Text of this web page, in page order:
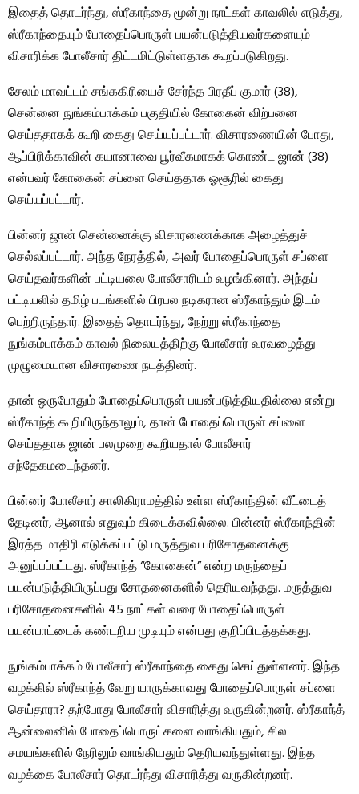
இதைத் தொடர்ந்து, ஸ்ரீகாந்தை மூன்று நாட்கள் காவலில் எடுத்து,
ஸ்ரீகாந்தையும் போதைப்பொருள் பயன்படுத்தியவர்களையும்
விசாரிக்க போலீசார் திட்டமிட்டுள்ளதாக கூறப்படுகிறது.
சேலம் மாவட்டம் சங்ககிரியைச் சேர்ந்த பிரதீப் குமார் (38),
சென்னை நுங்கம்பாக்கம் பகுதியில் கோகைன் விற்பனை
செய்ததாகக் கூறி கைது செய்யப்பட்டார். விசாரணையின் போது, ​​
ஆப்பிரிக்காவின் கயானாவை பூர்வீகமாகக் கொண்ட ஜான் (38)
என்பவர் கோகைன் சப்ளை செய்ததாக ஓசூரில் கைது
செய்யப்பட்டார்.
பின்னர் ஜான் சென்னைக்கு விசாரணைக்காக அழைத்துச்
செல்லப்பட்டார். அந்த நேரத்தில், அவர் போதைப்பொருள் சப்ளை
செய்தவர்களின் பட்டியலை போலீசாரிடம் வழங்கினார். அந்தப்
பட்டியலில் தமிழ் படங்களில் பிரபல நடிகரான ஸ்ரீகாந்தும் இடம்
பெற்றிருந்தார். இதைத் தொடர்ந்து, நேற்று ஸ்ரீகாந்தை
நுங்கம்பாக்கம் காவல் நிலையத்திற்கு போலீசார் வரவழைத்து
முழுமையான விசாரணை நடத்தினர்.
தான் ஒருபோதும் போதைப்பொருள் பயன்படுத்தியதில்லை என்று
ஸ்ரீகாந்த் கூறியிருந்தாலும், தான் போதைப்பொருள் சப்ளை
செய்ததாக ஜான் பலமுறை கூறியதால் போலீசார்
சந்தேகமடைந்தனர்.
பின்னர் போலீசார் சாலிகிராமத்தில் உள்ள ஸ்ரீகாந்தின் வீட்டைத்
தேடினர், ஆனால் எதுவும் கிடைக்கவில்லை. பின்னர் ஸ்ரீகாந்தின்
இரத்த மாதிரி எடுக்கப்பட்டு மருத்துவ பரிசோதனைக்கு
அனுப்பப்பட்டது. ஸ்ரீகாந்த் “கோகைன்” என்ற மருந்தைப்
பயன்படுத்தியிருப்பது சோதனைகளில் தெரியவந்தது. மருத்துவ
பரிசோதனைகளில் 45 நாட்கள் வரை போதைப்பொருள்
பயன்பாட்டைக் கண்டறிய முடியும் என்பது குறிப்பிடத்தக்கது.
நுங்கம்பாக்கம் போலீசார் ஸ்ரீகாந்தை கைது செய்துள்ளனர். இந்த
வழக்கில் ஸ்ரீகாந்த் வேறு யாருக்காவது போதைப்பொருள் சப்ளை
செய்தாரா? தற்போது போலீசார் விசாரித்து வருகின்றனர். ஸ்ரீகாந்த்
ஆன்லைனில் போதைப்பொருட்களை வாங்கியதும், சில
சமயங்களில் நேரிலும் வாங்கியதும் தெரியவந்துள்ளது. இந்த
வழக்கை போலீசார் தொடர்ந்து விசாரித்து வருகின்றனர்.